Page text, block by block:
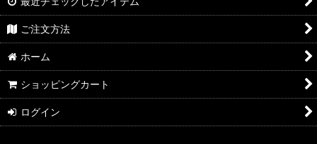
テナーサックス
ご注文方法
ホーム
ショッピングカート
ログイン